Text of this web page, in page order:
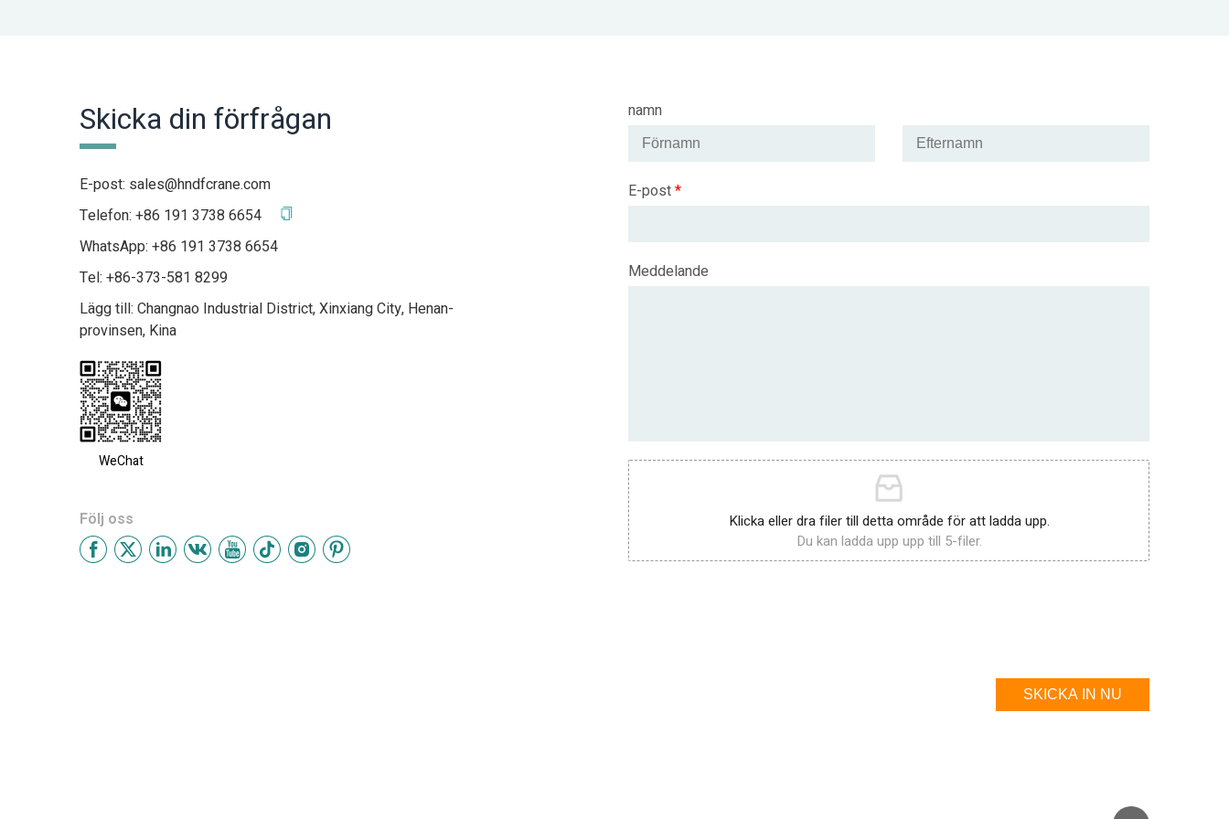
Skicka din förfrågan
E-post: sales@hndfcrane.com
Telefon: +86 191 3738 6654
WhatsApp: +86 191 3738 6654
Tel: +86-373-581 8299
Lägg till: Changnao Industrial District, Xinxiang City, Henan-
provinsen, Kina
WeChat
Följ oss
namn
E-post*
Meddelande
Klicka eller dra filer till detta område för att ladda upp.
Du kan ladda upp upp till 5-filer.
SKICKA IN NU